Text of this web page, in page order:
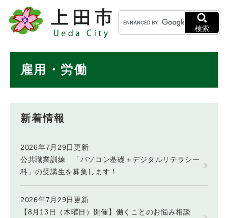
メニューを飛ばして本文へ
キ
ー
ワ
検索
雇用・労働
新着情報
2026年7月29日更新
公共職業訓練 「パソコン基礎＋デジタルリテラシー
科」の受講生を募集します！
2026年7月29日更新
【8月13日（木曜日）開催】働くことのお悩み相談